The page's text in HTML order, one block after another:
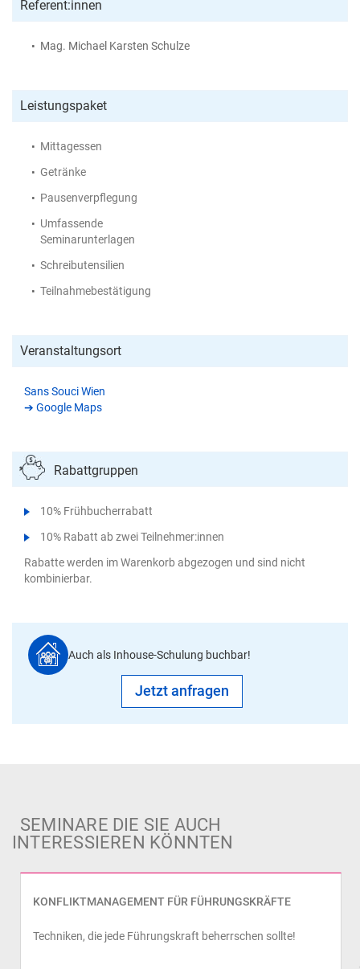
Referent:innen
Mag. Michael Karsten Schulze
Leistungspaket
Mittagessen
Getränke
Pausenverpflegung
Umfassende
Seminarunterlagen
Schreibutensilien
Teilnahmebestätigung
Veranstaltungsort
Sans Souci Wien
➔ Google Maps
Rabattgruppen
10% Frühbucherrabatt
10% Rabatt ab zwei Teilnehmer:innen
Rabatte werden im Warenkorb abgezogen und sind nicht
kombinierbar.
Auch als Inhouse-Schulung buchbar!
Jetzt anfragen
SEMINARE DIE SIE AUCH
INTERESSIEREN KÖNNTEN
KONFLIKTMANAGEMENT FÜR FÜHRUNGSKRÄFTE
Techniken, die jede Führungskraft beherrschen sollte!